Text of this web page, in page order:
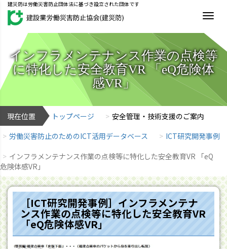
建災防は労働災害防止団体法に基づき設立された団体です
インフラメンテナンス作業の点検等
に特化した安全教育VR 「eQ危険体
感VR」
現在位置 トップページ
安全管理・技術支援のご案内
労働災害防止のためのICT活用データベース
ICT研究開発事例
インフラメンテナンス作業の点検等に特化した安全教育VR 「eQ
危険体感VR」
［ICT研究開発事例］インフラメンテナ
ンス作業の点検等に特化した安全教育VR
「eQ危険体感VR」